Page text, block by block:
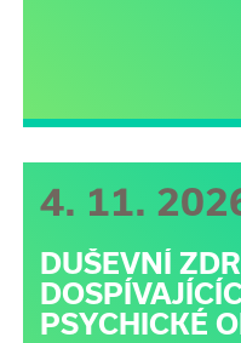
4. 11.
DUŠEVNÍ
PSYCHICKÉ